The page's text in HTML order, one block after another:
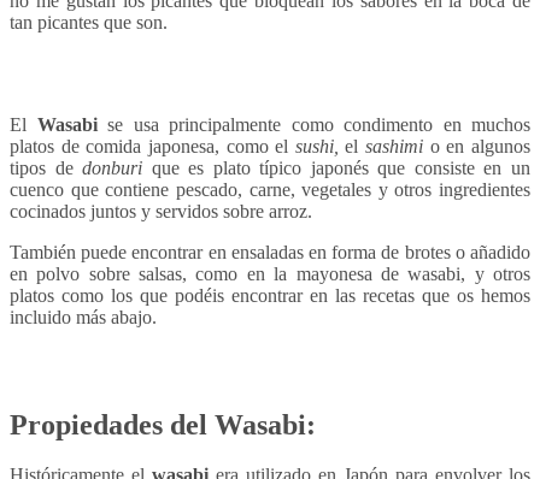
tan picantes que son.
El Wasabise usa principalmente como condimento en muchos
platos de comida japonesa, como el sushi, elsashimi o en algunos
tipos dedonburi que es plato típico japonés que consiste en un
cuenco que contiene pescado, carne, vegetales y otros ingredientes
cocinados juntos y servidos sobre arroz.
También puede encontrar en ensaladas en forma de brotes o añadido
en polvo sobre salsas, como en la mayonesa de wasabi, y otros
platos como los que podéis encontrar en las recetas que os hemos
incluido más abajo.
Propiedades del Wasabi: